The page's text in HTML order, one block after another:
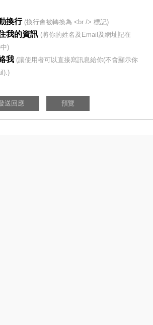
換行 (換行會被轉換為 <br /> 標記)
我的資訊 (將你的姓名及Email及網址記在
)
我 (讓使用者可以直接寫訊息給你(不會顯示你